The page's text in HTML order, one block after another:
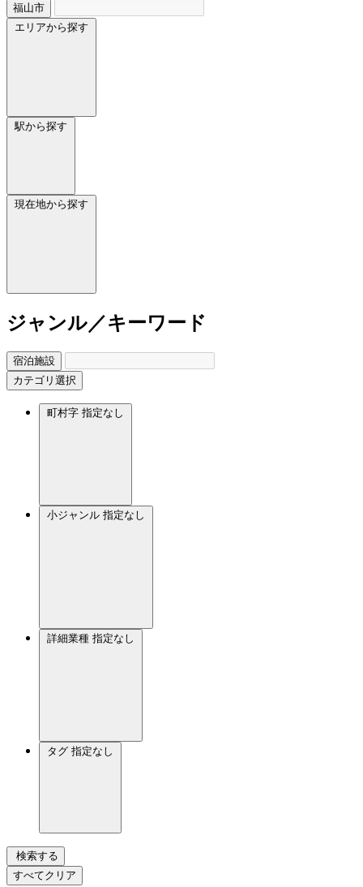
福山市
エリアから探す
駅から探す
現在地から探す
ジャンル／キーワード
宿泊施設
カテゴリ選択
町村字 指定なし
小ジャンル 指定なし
詳細業種 指定なし
タグ 指定なし
検索する
すべてクリア